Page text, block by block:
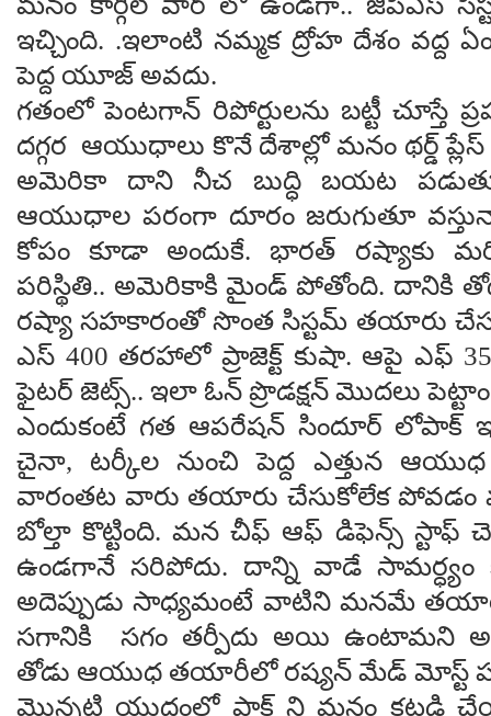
ఇచ్చింది. .ఇలాంటి న‌మ్మ‌క ద్రోహ దేశం వ‌ద్ద
పెద్ద యూజ్ అవ‌దు.
గ‌తంలో పెంట‌గాన్ రిపోర్టుల‌ను బ‌ట్టీ చూస్తే
ద‌గ్గ‌ర ఆయుధాలు కొనే దేశాల్లో మ‌నం థ‌ర్డ్
అమెరికా దాని నీచ బుద్ధి బ‌య‌ట
ఆయుధాల ప‌రంగా దూరం జ‌రుగుతూ
కోపం కూడా అందుకే. భార‌త్ ర‌ష్యాకు
ప‌రిస్థితి.. అమెరికాకి మైండ్ పోతోంది. దానికి
ర‌ష్యా స‌హ‌కారంతో సొంత సిస్ట‌మ్ త‌యారు
ఎస్ 400 త‌ర‌హాలో ప్రాజెక్ట్ కుషా. ఆపై ఎఫ్
ఫైట‌ర్ జెట్స్.. ఇలా ఓన్ ప్రొడ‌క్ష‌న్ మొద‌లు
ఎందుకంటే గ‌త ఆప‌రేష‌న్ సిందూర్ లోపాక్
చైనా, ట‌ర్కీల‌ నుంచి పెద్ద ఎత్తున
వారంత‌ట వారు త‌యారు చేసుకోలేక పోవ‌డం
బోల్తా కొట్టింది. మ‌న చీఫ్ ఆఫ్ డిఫెన్స్ స్టాఫ్
ఉండ‌గానే స‌రిపోదు. దాన్ని వాడే సామ‌ర్ధ్యం
అదెప్పుడు సాధ్య‌మంటే వాటిని మ‌న‌మే
స‌గానికి స‌గం త‌ర్పీదు అయి ఉంటామ‌ని
తోడు ఆయుధ త‌యారీలో ర‌ష్యన్ మేడ్ మోస్ట్
మొన్న‌టి యుద్ధంలో పాక్ ని మ‌నం క‌ట్ట‌డి